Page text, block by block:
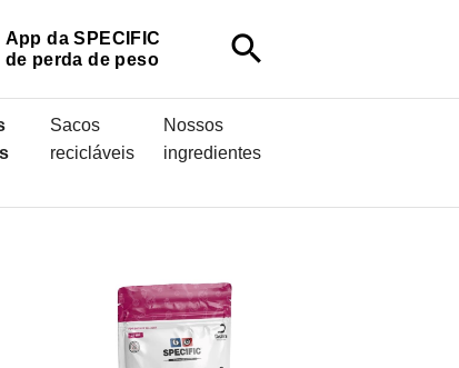
App da SPECIFIC
de perda de peso
search
Sacos
recicláveis
Nossos
ingredientes